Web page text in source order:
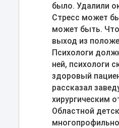
было. Удалили
Стресс может
может быть.
выход из
Психологи
ней, психологи
здоровый
рассказал
хирургическим
Областной